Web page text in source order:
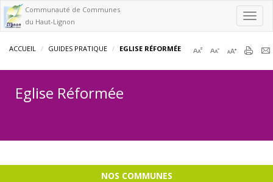
Communauté de Communes
du Haut-Lignon
ACCUEIL GUIDES PRATIQUE EGLISE RÉFORMÉE
Eglise Réformée
NOS COMMUNES